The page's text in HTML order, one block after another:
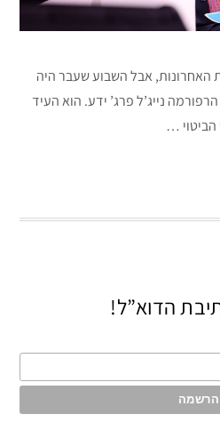
האחרונות, אבל השבוע שעבר היה
נייג’ל פרג’ ידע. הוא העיד
…
הדוא”ל!